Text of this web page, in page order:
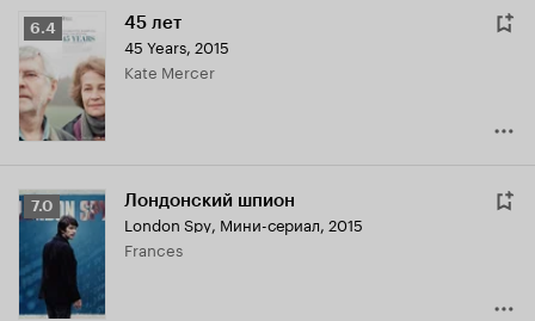
Рейтинг
Кинопоиска
6.4
6.4 45 лет
45 Years, 2015
Kate Mercer
Рейтинг
Кинопоиска
7.0
7.0 Лондонский шпион
London Spy, Мини-сериал, 2015
Frances